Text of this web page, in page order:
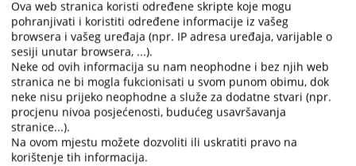
the
calendar
and
select
a
date.
Press
the
question
the
calendar
and
select
a
date.
Press
the
question
Ova web stranica koristi određene skripte koje mogu
pohranjivati i koristiti određene informacije iz vašeg
browsera i vašeg uređaja (npr. IP adresa uređaja, varijable o
sesiji unutar browsera, ...).
Neke od ovih informacija su nam neophodne i bez njih web
stranica ne bi mogla fukcionisati u svom punom obimu, dok
neke nisu prijeko neophodne a služe za dodatne stvari (npr.
procjenu nivoa posjećenosti, budućeg usavršavanja
stranice...).
Na ovom mjestu možete dozvoliti ili uskratiti pravo na
korištenje tih informacija.